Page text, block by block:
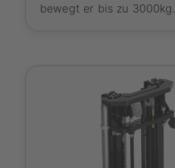
bewegt er bis zu 3000kg.